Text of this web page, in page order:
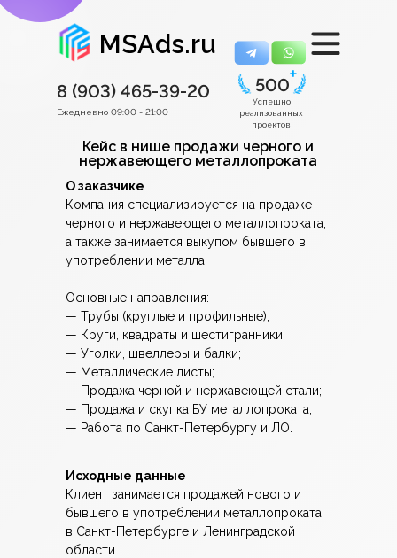
500
8 (903) 465-39-20
Ежедневно 09:00 - 21:00
Успешно
реализованных
проектов
MSAds.ru
О заказчике
Компания специализируется на продаже
черного и нержавеющего металлопроката,
а также занимается выкупом бывшего в
употреблении металла.
Основные направления:
— Трубы (круглые и профильные);
— Круги, квадраты и шестигранники;
— Уголки, швеллеры и балки;
— Металлические листы;
— Продажа черной и нержавеющей стали;
— Продажа и скупка БУ металлопроката;
— Работа по Санкт-Петербургу и ЛО.
Кейс в нише продажи черного и
нержавеющего металлопроката
Исходные данные
Клиент занимается продажей нового и
бывшего в употреблении металлопроката
в Санкт-Петербурге и Ленинградской
области.